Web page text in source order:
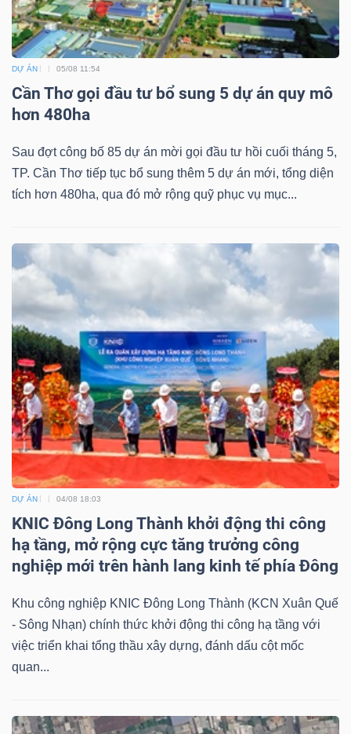
DỰ ÁN 05/08 11:54
Cần Thơ gọi đầu tư bổ sung 5 dự án quy mô
hơn 480ha
Sau đợt công bố 85 dự án mời gọi đầu tư hồi cuối tháng 5,
TP. Cần Thơ tiếp tục bổ sung thêm 5 dự án mới, tổng diện
tích hơn 480ha, qua đó mở rộng quỹ phục vụ mục...
DỰ ÁN 04/08 18:03
KNIC Đông Long Thành khởi động thi công
hạ tầng, mở rộng cực tăng trưởng công
nghiệp mới trên hành lang kinh tế phía Đông
Khu công nghiệp KNIC Đông Long Thành (KCN Xuân Quế
- Sông Nhạn) chính thức khởi động thi công hạ tầng với
việc triển khai tổng thầu xây dựng, đánh dấu cột mốc
quan...